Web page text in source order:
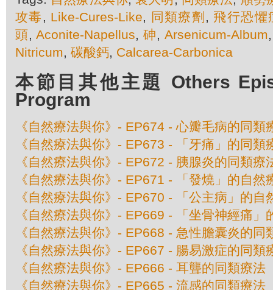
攻毒, Like-Cures-Like, 同類療劑 , 飛行恐懼
頭,Aconite-Napellus,砷, Arsenicum-Album
Nitricum, 碳酸鈣, Calcarea-Carbonica
本節目其他主題 Others
Program
《自然療法與你》- EP674 - 心瓣毛病的同類
《自然療法與你》- EP673 - 「牙痛」的同類
《自然療法與你》- EP672 - 胰腺炎的同類療
《自然療法與你》- EP671 - 「發燒」的自然
《自然療法與你》- EP670 - 「公主病」的自
《自然療法與你》- EP669 - 「坐骨神經痛」
《自然療法與你》- EP668 - 急性膽囊炎的同
《自然療法與你》- EP667 - 腸易激症的同類
《自然療法與你》- EP666 - 耳聾的同類療法
《自然療法與你》- EP665 - 流感的同類療法